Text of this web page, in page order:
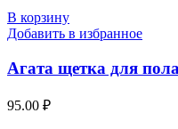
В корзину
Добавить в избранное
Агата щетка для пола
95.00 ₽